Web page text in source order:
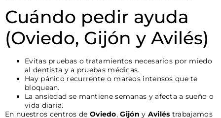
Cuándo pedir ayuda
(Oviedo, Gijón y Avilés)
Evitas pruebas o tratamientos necesarios por miedo
al dentista y a pruebas médicas.
Hay pánico recurrente o mareos intensos que te
bloquean.
La ansiedad se mantiene semanas y afecta a sueño o
vida diaria.
En nuestros centros de Oviedo,Gijón y Avilés trabajamos